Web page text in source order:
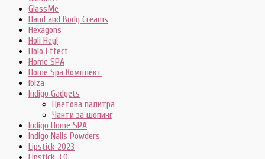
GlassMe
Hand and Body Creams
Hexagons
Holi Hey!
Holo Effect
Home SPA
Home Spa Комплект
Ibiza
Indigo Gadgets
Цветова палитра
Чанти за шопинг
Indigo Home SPA
Indigo Nails Powders
Lipstick 2023